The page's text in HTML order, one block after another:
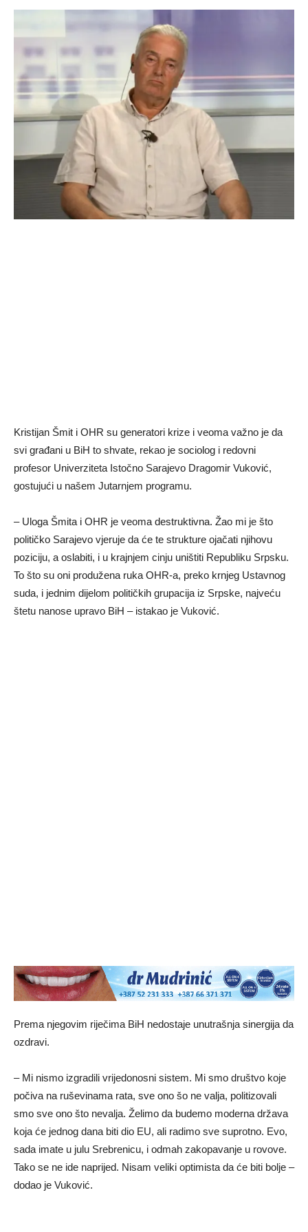
Kristijan Šmit i OHR su generatori krize i veoma važno je da
svi građani u BiH to shvate, rekao je sociolog i redovni
profesor Univerziteta Istočno Sarajevo Dragomir Vuković,
gostujući u našem Јutarnjem programu.
– Uloga Šmita i OHR je veoma destruktivna. Žao mi je što
političko Sarajevo vjeruje da će te strukture ojačati njihovu
poziciju, a oslabiti, i u krajnjem cinju uništiti Republiku Srpsku.
To što su oni produžena ruka OHR-a, preko krnjeg Ustavnog
suda, i jednim dijelom političkih grupacija iz Srpske, najveću
štetu nanose upravo BiH – istakao je Vuković.
Prema njegovim riječima BiH nedostaje unutrašnja sinergija da
ozdravi.
– Mi nismo izgradili vrijedonosni sistem. Mi smo društvo koje
počiva na ruševinama rata, sve ono šo ne valja, politizovali
smo sve ono što nevalja. Želimo da budemo moderna država
koja će jednog dana biti dio EU, ali radimo sve suprotno. Evo,
sada imate u julu Srebrenicu, i odmah zakopavanje u rovove.
Tako se ne ide naprijed. Nisam veliki optimista da će biti bolje –
dodao je Vuković.